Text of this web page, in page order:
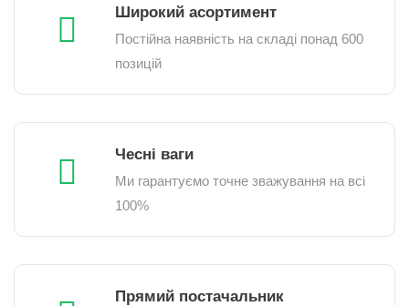
Широкий асортимент
Постійна наявність на складі понад 600
позицій
Чесні ваги
Ми гарантуємо точне зважування на всі
100%
Прямий постачальник